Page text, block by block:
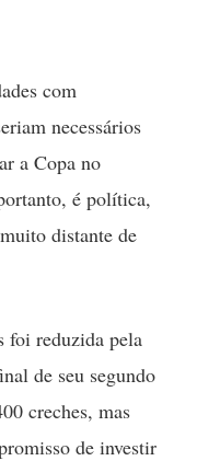
com
necessários
a Copa no
é política,
distante de
foi reduzida pela
de seu segundo
creches, mas
de investir